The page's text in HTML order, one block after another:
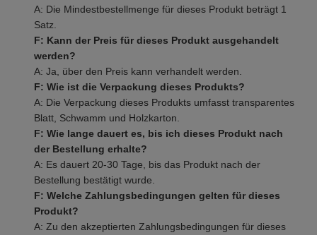
A: Die Mindestbestellmenge für dieses Produkt beträgt 1
Satz.
F: Kann der Preis für dieses Produkt ausgehandelt
werden?
A: Ja, über den Preis kann verhandelt werden.
F: Wie ist die Verpackung dieses Produkts?
A: Die Verpackung dieses Produkts umfasst transparentes
Blatt, Schwamm und Holzkarton.
F: Wie lange dauert es, bis ich dieses Produkt nach
der Bestellung erhalte?
A: Es dauert 20-30 Tage, bis das Produkt nach der
Bestellung bestätigt wurde.
F: Welche Zahlungsbedingungen gelten für dieses
Produkt?
A: Zu den akzeptierten Zahlungsbedingungen für dieses